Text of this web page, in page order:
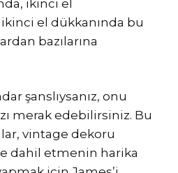
ikinci el
ikinci el dükkanında bu
bazılarına
şanslıysanız, onu
merak edebilirsiniz. Bu
vintage dekoru
dahil etmenin harika